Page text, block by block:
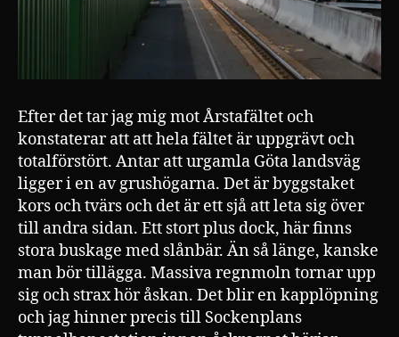
Efter det tar jag mig mot Årstafältet och
konstaterar att att hela fältet är uppgrävt och
totalförstört. Antar att urgamla Göta landsväg
ligger i en av grushögarna. Det är byggstaket
kors och tvärs och det är ett sjå att leta sig över
till andra sidan. Ett stort plus dock, här finns
stora buskage med slånbär. Än så länge, kanske
man bör tillägga. Massiva regnmoln tornar upp
sig och strax hör åskan. Det blir en kapplöpning
och jag hinner precis till Sockenplans